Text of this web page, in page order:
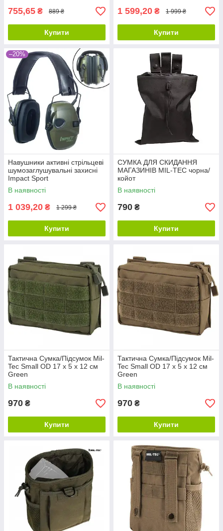
755,65 ₴ 889 ₴
Купити
1 599,20 ₴ 1 999 ₴
Купити
–20%
Навушники активні стрільцеві
шумозаглушувальні захисні
Impact Sport
В наявності
1 039,20 ₴ 1 299 ₴
Купити
СУМКА ДЛЯ СКИДАННЯ
МАГАЗИНІВ MIL-TEC чорна/
койот
В наявності
790 ₴
Купити
Тактична Сумка/Підсумок Mil-
Tec Small OD 17 х 5 х 12 см
Green
В наявності
970 ₴
Купити
Тактична Сумка/Підсумок Mil-
Tec Small OD 17 х 5 х 12 см
Green
В наявності
970 ₴
Купити